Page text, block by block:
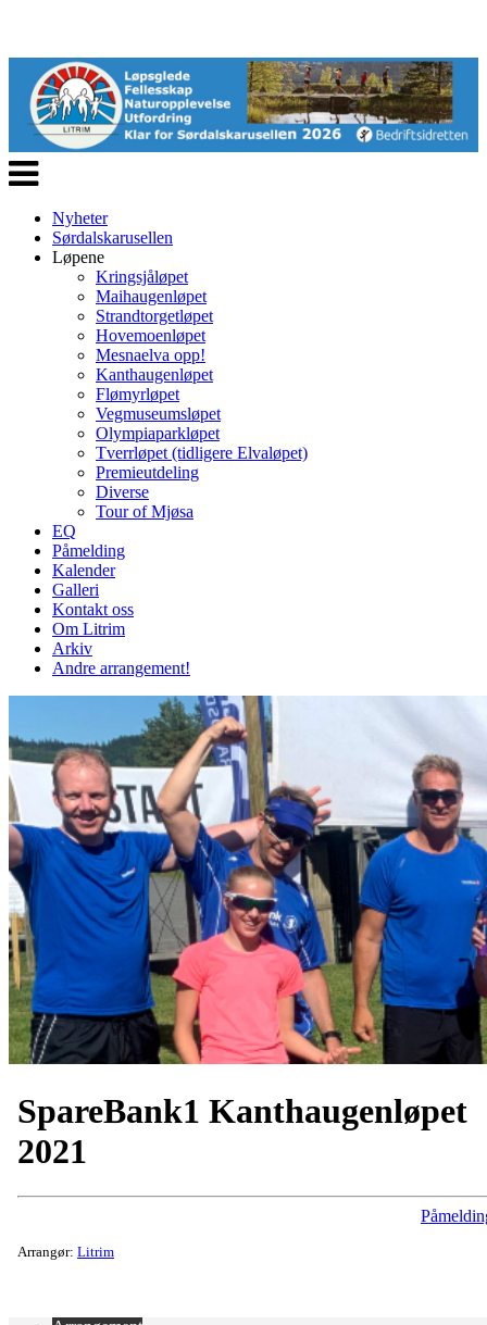
Veksle
navigasjon
Nyheter
Sørdalskarusellen
Løpene
Kringsjåløpet
Maihaugenløpet
Strandtorgetløpet
Hovemoenløpet
Mesnaelva opp!
Kanthaugenløpet
Flømyrløpet
Vegmuseumsløpet
Olympiaparkløpet
Tverrløpet (tidligere Elvaløpet)
Premieutdeling
Diverse
Tour of Mjøsa
EQ
Påmelding
Kalender
Galleri
Kontakt oss
Om Litrim
Arkiv
Andre arrangement!
SpareBank1 Kanthaugenløpet
2021
Arrangør: Litrim